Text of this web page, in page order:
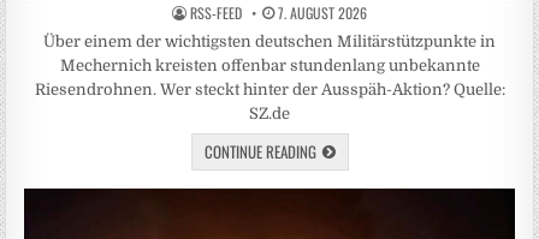
RSS-FEED 7. AUGUST 2026
Über einem der wichtigsten deutschen Militärstützpunkte in
Mechernich kreisten offenbar stundenlang unbekannte
Riesendrohnen. Wer steckt hinter der Ausspäh-Aktion? Quelle:
SZ.de
CONTINUE READING